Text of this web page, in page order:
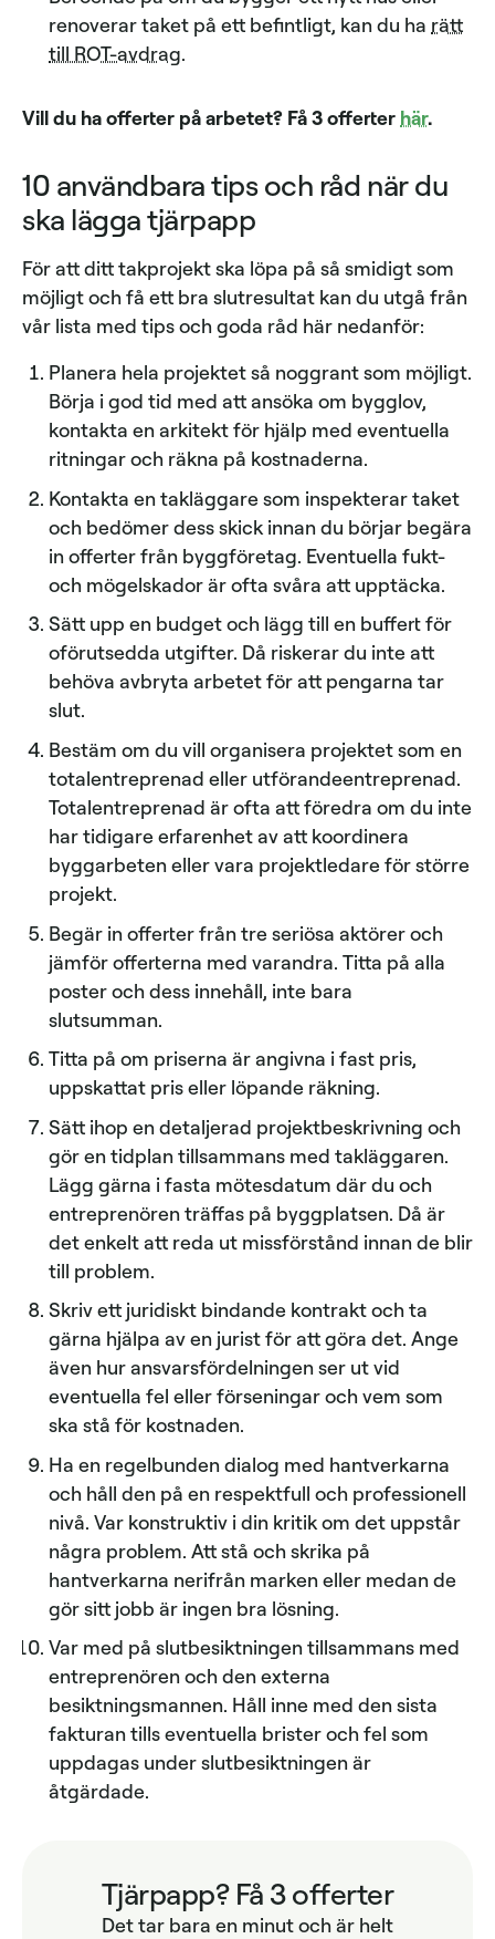
renoverar taket på ett befintligt, kan du ha rätt
till ROT-avdrag.
Vill du ha offerter på arbetet? Få 3 offerter här.
10 användbara tips och råd när du
ska lägga tjärpapp
För att ditt takprojekt ska löpa på så smidigt som
möjligt och få ett bra slutresultat kan du utgå från
vår lista med tips och goda råd här nedanför:
Planera hela projektet så noggrant som möjligt.
Börja i god tid med att ansöka om bygglov,
kontakta en arkitekt för hjälp med eventuella
ritningar och räkna på kostnaderna.
Kontakta en takläggare som inspekterar taket
och bedömer dess skick innan du börjar begära
in offerter från byggföretag. Eventuella fukt-
och mögelskador är ofta svåra att upptäcka.
Sätt upp en budget och lägg till en buffert för
oförutsedda utgifter. Då riskerar du inte att
behöva avbryta arbetet för att pengarna tar
slut.
Bestäm om du vill organisera projektet som en
totalentreprenad eller utförandeentreprenad.
Totalentreprenad är ofta att föredra om du inte
har tidigare erfarenhet av att koordinera
byggarbeten eller vara projektledare för större
projekt.
Begär in offerter från tre seriösa aktörer och
jämför offerterna med varandra. Titta på alla
poster och dess innehåll, inte bara
slutsumman.
Titta på om priserna är angivna i fast pris,
uppskattat pris eller löpande räkning.
Sätt ihop en detaljerad projektbeskrivning och
gör en tidplan tillsammans med takläggaren.
Lägg gärna i fasta mötesdatum där du och
entreprenören träffas på byggplatsen. Då är
det enkelt att reda ut missförstånd innan de blir
till problem.
Skriv ett juridiskt bindande kontrakt och ta
gärna hjälpa av en jurist för att göra det. Ange
även hur ansvarsfördelningen ser ut vid
eventuella fel eller förseningar och vem som
ska stå för kostnaden.
Ha en regelbunden dialog med hantverkarna
och håll den på en respektfull och professionell
nivå. Var konstruktiv i din kritik om det uppstår
några problem. Att stå och skrika på
hantverkarna nerifrån marken eller medan de
gör sitt jobb är ingen bra lösning.
Var med på slutbesiktningen tillsammans med
entreprenören och den externa
besiktningsmannen. Håll inne med den sista
fakturan tills eventuella brister och fel som
uppdagas under slutbesiktningen är
åtgärdade.
Tjärpapp? Få 3 offerter
Det tar bara en minut och är helt